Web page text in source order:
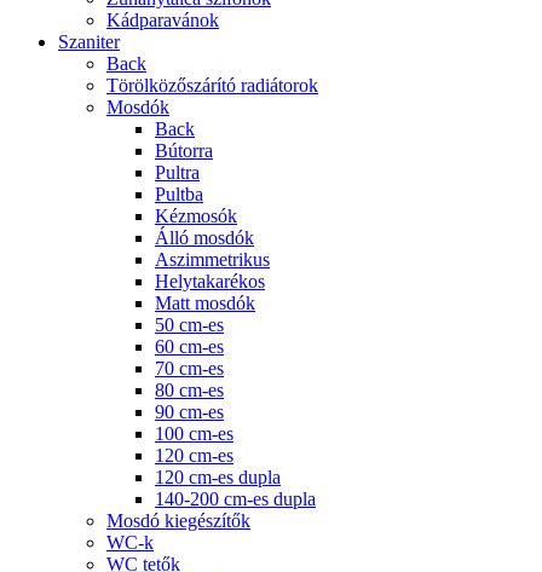
Kádparavánok
Szaniter
Back
Törölközőszárító radiátorok
Mosdók
Back
Bútorra
Pultra
Pultba
Kézmosók
Álló mosdók
Aszimmetrikus
Helytakarékos
Matt mosdók
50 cm-es
60 cm-es
70 cm-es
80 cm-es
90 cm-es
100 cm-es
120 cm-es
120 cm-es dupla
140-200 cm-es dupla
Mosdó kiegészítők
WC-k
WC tetők